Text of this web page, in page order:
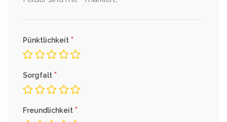
Pünktlichkeit *
Sorgfalt *
Freundlichkeit *